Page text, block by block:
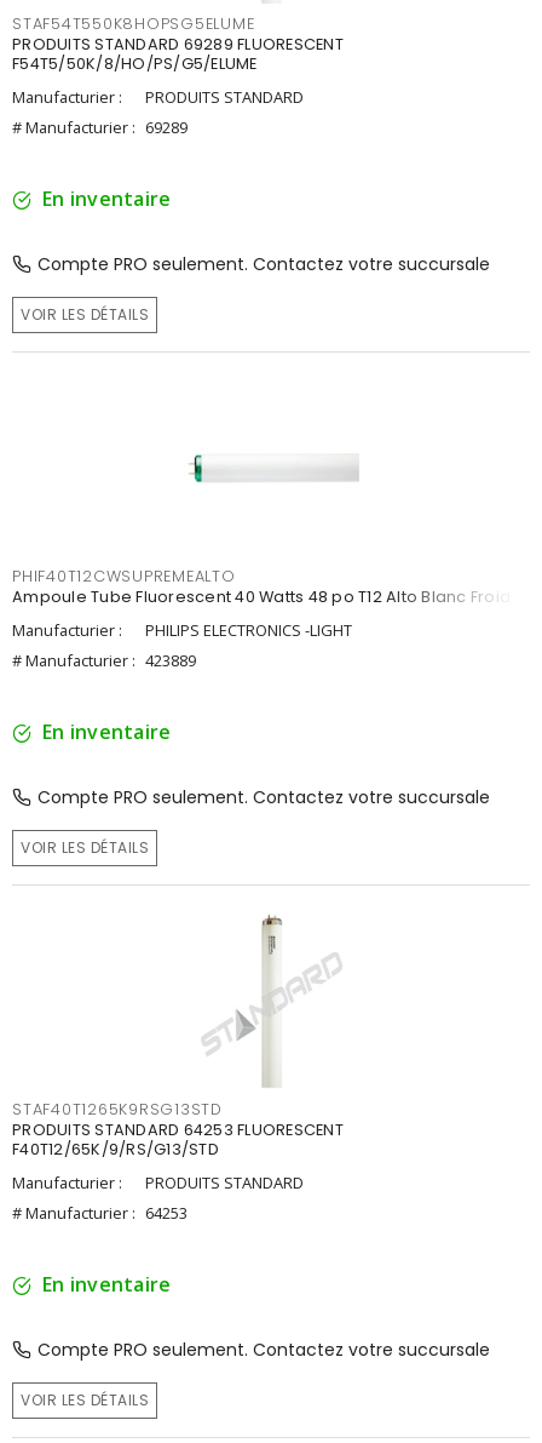
STAF54T550K8HOPSG5ELUME
PRODUITS STANDARD 69289 FLUORESCENT
F54T5/50K/8/HO/PS/G5/ELUME
Manufacturier :
PRODUITS STANDARD
# Manufacturier : 69289
En inventaire
Compte PRO seulement. Contactez votre succursale
VOIR LES DÉTAILS
PHIF40T12CWSUPREMEALTO
Ampoule Tube Fluorescent 40 Watts 48 po T12 Alto Blanc Froid
Manufacturier :
PHILIPS ELECTRONICS -LIGHT
# Manufacturier : 423889
En inventaire
Compte PRO seulement. Contactez votre succursale
VOIR LES DÉTAILS
STAF40T1265K9RSG13STD
PRODUITS STANDARD 64253 FLUORESCENT
F40T12/65K/9/RS/G13/STD
Manufacturier :
PRODUITS STANDARD
# Manufacturier : 64253
En inventaire
Compte PRO seulement. Contactez votre succursale
VOIR LES DÉTAILS